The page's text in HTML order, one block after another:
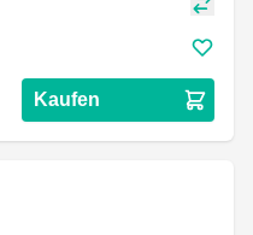
Kaufen